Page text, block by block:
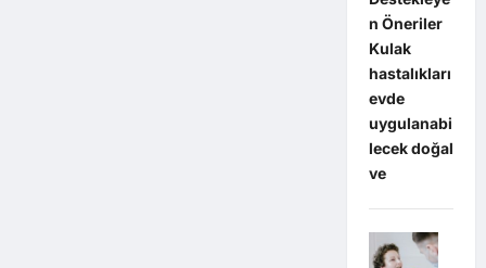
n Öneriler
Kulak
hastalıkları
evde
uygulanabi
lecek doğal
ve